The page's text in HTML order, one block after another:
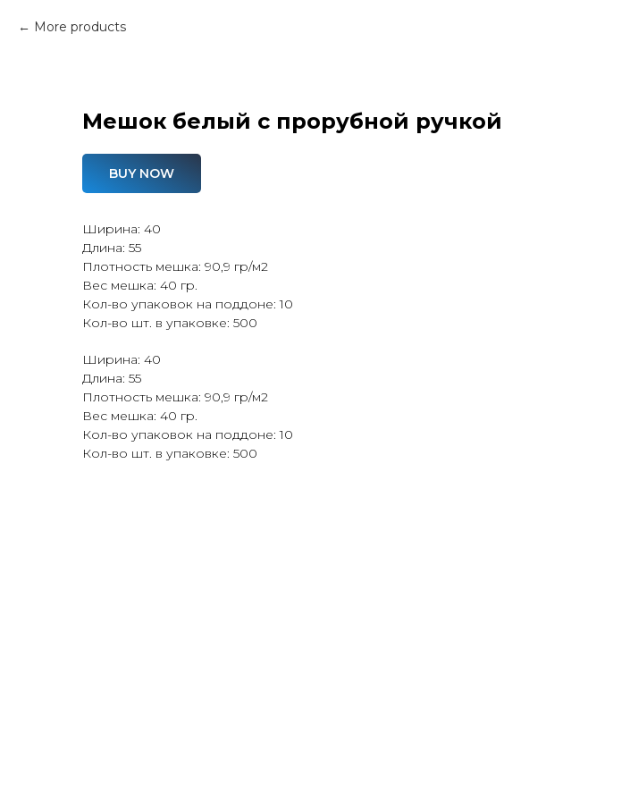
More products
Мешок белый с прорубной ручкой
BUY NOW
Ширина: 40
Длина: 55
Плотность мешка: 90,9 гр/м2
Вес мешка: 40 гр.
Кол-во упаковок на поддоне: 10
Кол-во шт. в упаковке: 500
Ширина: 40
Длина: 55
Плотность мешка: 90,9 гр/м2
Вес мешка: 40 гр.
Кол-во упаковок на поддоне: 10
Кол-во шт. в упаковке: 500